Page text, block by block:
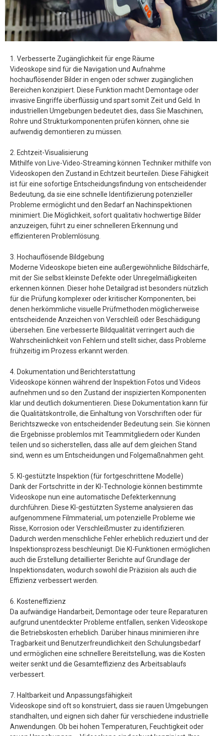
1. Verbesserte Zugänglichkeit für enge Räume
Videoskope sind für die Navigation und Aufnahme
hochauflösender Bilder in engen oder schwer zugänglichen
Bereichen konzipiert. Diese Funktion macht Demontage oder
invasive Eingriffe überflüssig und spart somit Zeit und Geld. In
industriellen Umgebungen bedeutet dies, dass Sie Maschinen,
Rohre und Strukturkomponenten prüfen können, ohne sie
aufwendig demontieren zu müssen.
2. Echtzeit-Visualisierung
Mithilfe von Live-Video-Streaming können Techniker mithilfe von
Videoskopen den Zustand in Echtzeit beurteilen. Diese Fähigkeit
ist für eine sofortige Entscheidungsfindung von entscheidender
Bedeutung, da sie eine schnelle Identifizierung potenzieller
Probleme ermöglicht und den Bedarf an Nachinspektionen
minimiert. Die Möglichkeit, sofort qualitativ hochwertige Bilder
anzuzeigen, führt zu einer schnelleren Erkennung und
effizienteren Problemlösung.
3. Hochauflösende Bildgebung
Moderne Videoskope bieten eine außergewöhnliche Bildschärfe,
mit der Sie selbst kleinste Defekte oder Unregelmäßigkeiten
erkennen können. Dieser hohe Detailgrad ist besonders nützlich
für die Prüfung komplexer oder kritischer Komponenten, bei
denen herkömmliche visuelle Prüfmethoden möglicherweise
entscheidende Anzeichen von Verschleiß oder Beschädigung
übersehen. Eine verbesserte Bildqualität verringert auch die
Wahrscheinlichkeit von Fehlern und stellt sicher, dass Probleme
frühzeitig im Prozess erkannt werden.
4. Dokumentation und Berichterstattung
Videoskope können während der Inspektion Fotos und Videos
aufnehmen und so den Zustand der inspizierten Komponenten
klar und deutlich dokumentieren. Diese Dokumentation kann für
die Qualitätskontrolle, die Einhaltung von Vorschriften oder für
Berichtszwecke von entscheidender Bedeutung sein. Sie können
die Ergebnisse problemlos mit Teammitgliedern oder Kunden
teilen und so sicherstellen, dass alle auf dem gleichen Stand
sind, wenn es um Entscheidungen und Folgemaßnahmen geht.
5. KI-gestützte Inspektion (für fortgeschrittene Modelle)
Dank der Fortschritte in der KI-Technologie können bestimmte
Videoskope nun eine automatische Defekterkennung
durchführen. Diese KI-gestützten Systeme analysieren das
aufgenommene Filmmaterial, um potenzielle Probleme wie
Risse, Korrosion oder Verschleißmuster zu identifizieren.
Dadurch werden menschliche Fehler erheblich reduziert und der
Inspektionsprozess beschleunigt. Die KI-Funktionen ermöglichen
auch die Erstellung detaillierter Berichte auf Grundlage der
Inspektionsdaten, wodurch sowohl die Präzision als auch die
Effizienz verbessert werden.
6. Kosteneffizienz
Da aufwändige Handarbeit, Demontage oder teure Reparaturen
aufgrund unentdeckter Probleme entfallen, senken Videoskope
die Betriebskosten erheblich. Darüber hinaus minimieren ihre
Tragbarkeit und Benutzerfreundlichkeit den Schulungsbedarf
und ermöglichen eine schnellere Bereitstellung, was die Kosten
weiter senkt und die Gesamteffizienz des Arbeitsablaufs
verbessert.
7. Haltbarkeit und Anpassungsfähigkeit
Videoskope sind oft so konstruiert, dass sie rauen Umgebungen
standhalten, und eignen sich daher für verschiedene industrielle
Anwendungen. Ob bei hohen Temperaturen, Feuchtigkeit oder